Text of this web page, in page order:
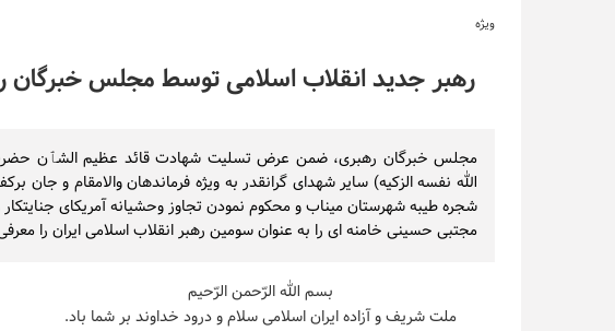
گزارش تصویری| مراسم نماز بر پیکر امام شهید انقلاب اسلامی ایران
گزارش تصویری| مراسم بزرگداشت آقای شهید ایران
ویژه
رهبر جدید انقلاب اسلامی توسط مجلس
مجلس خبرگان رهبری، ضمن عرض تسلیت شهادت قائد عظیم الشٱن حضرت
الله نفسه الزکیه) سایر شهدای گرانقدر به ویژه فرماندهان والامقام و
شجره طیبه شهرستان میناب و محکوم نمودن تجاوز وحشیانه آمریکای
مجتبی حسینی خامنه ای را به عنوان سومین رهبر انقلاب اسلامی ایران را
بسم الله الرّحمن الرّحیم
ملت شریف و آزاده ایران اسلامی سلام و درود خداوند بر شما باد.